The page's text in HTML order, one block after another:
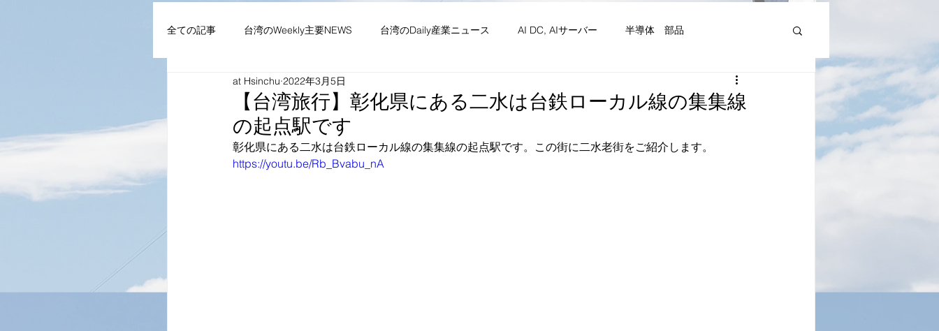
全ての記事 台湾のWeekly主要NEWS 台湾のDaily産業ニュース AI DC, AIサーバー 半導体 部品
AIoT・通信機器・ネットワーク
企業・組織 NEWS・社会文化・イベント等 竹竹苗縣市 台湾生活（投稿） 台湾Art&Artist
【台湾旅行】彰化県にある二水は台鉄ローカル線の集集線
の起点駅です
at Hsinchu 2022年3月5日
彰化県にある二水は台鉄ローカル線の集集線の起点駅です。この街に二水老街をご紹介します。
https://youtu.be/Rb_Bvabu_nA